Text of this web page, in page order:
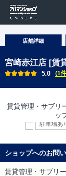
店舗詳細
宮崎赤江店 [賃
5.0 (1
賃貸管理・サブリ
ッ
駐車場あ
ショップへのお問
賃貸管理・サブリ